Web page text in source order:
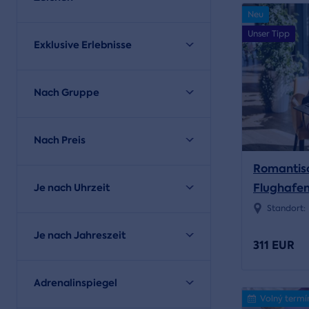
Exklusive Erlebnisse
Nach Gruppe
Nach Preis
Je nach Uhrzeit
Je nach Jahreszeit
Adrenalinspiegel
Neu
Unser Tipp
Standort:
311 EUR
Volný